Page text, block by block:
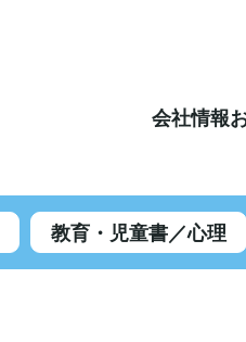
会社情報
教育・児童書／心理